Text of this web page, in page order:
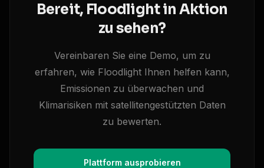
Bereit, Floodlight in Aktion
zu sehen?
Vereinbaren Sie eine Demo, um zu
erfahren, wie Floodlight Ihnen helfen kann,
Emissionen zu überwachen und
Klimarisiken mit satellitengestützten Daten
zu bewerten.
Plattform ausprobieren